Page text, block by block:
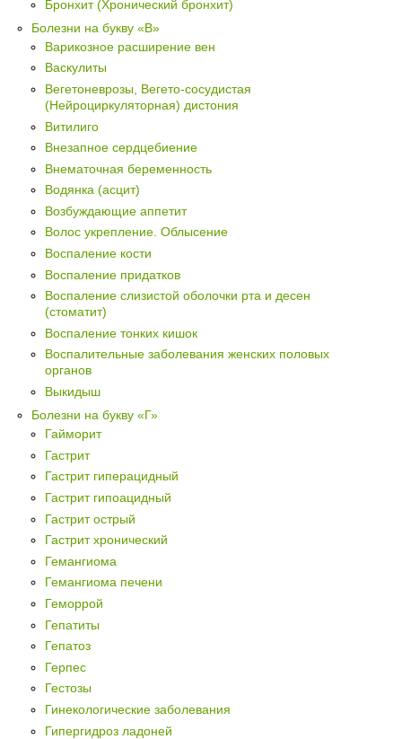
Бронхит (Хронический бронхит)
Болезни на букву «В»
Варикозное расширение вен
Васкулиты
Вегетоневрозы, Вегето-сосудистая
(Нейроциркуляторная) дистония
Витилиго
Внезапное сердцебиение
Внематочная беременность
Водянка (асцит)
Возбуждающие аппетит
Волос укрепление. Облысение
Воспаление кости
Воспаление придатков
Воспаление слизистой оболочки рта и десен
(стоматит)
Воспаление тонких кишок
Воспалительные заболевания женских половых
органов
Выкидыш
Болезни на букву «Г»
Гайморит
Гастрит
Гастрит гиперацидный
Гастрит гипоацидный
Гастрит острый
Гастрит хронический
Гемангиома
Гемангиома печени
Геморрой
Гепатиты
Гепатоз
Герпес
Гестозы
Гинекологические заболевания
Гипергидроз ладоней